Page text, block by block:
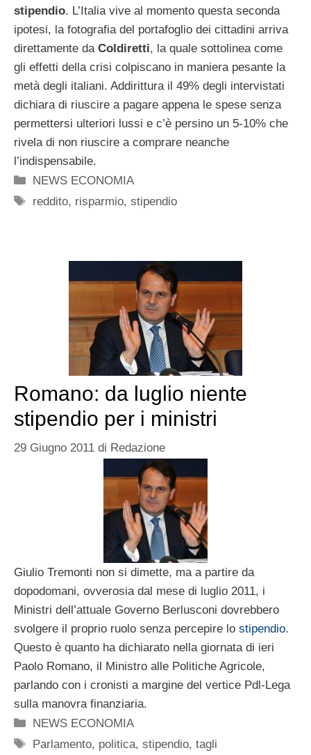
stipendio. L’Italia vive al momento questa seconda
ipotesi, la fotografia del portafoglio dei cittadini arriva
direttamente da Coldiretti, la quale sottolinea come
gli effetti della crisi colpiscano in maniera pesante la
metà degli italiani. Addirittura il 49% degli intervistati
dichiara di riuscire a pagare appena le spese senza
permettersi ulteriori lussi e c’è persino un 5-10% che
rivela di non riuscire a comprare neanche
l’indispensabile.
Categorie
NEWS ECONOMIA
Tag
reddito, risparmio,stipendio
Romano: da luglio niente
stipendio per i ministri
29 Giugno 2011 di Redazione
Giulio Tremonti non si dimette, ma a partire da
dopodomani, ovverosia dal mese di luglio 2011, i
Ministri dell’attuale Governo Berlusconi dovrebbero
svolgere il proprio ruolo senza percepire lo stipendio.
Questo è quanto ha dichiarato nella giornata di ieri
Paolo Romano, il Ministro alle Politiche Agricole,
parlando con i cronisti a margine del vertice Pdl-Lega
sulla manovra finanziaria.
Categorie
NEWS ECONOMIA
Tag
Parlamento, politica,stipendio,tagli